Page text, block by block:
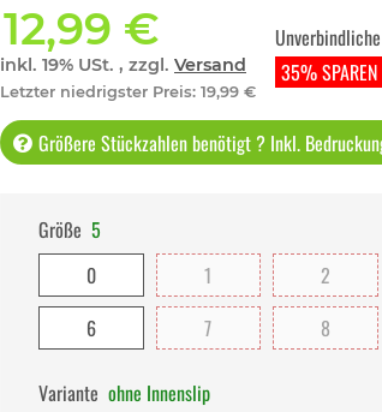
12,99 €
inkl. 19% USt. , zzgl. Versand
Letzter niedrigster Preis: 19,99 €
35%
Größere Stückzahlen benötigt ? Inkl.
Größe 5
0
1 2
6
7 8
Variante ohne Innenslip